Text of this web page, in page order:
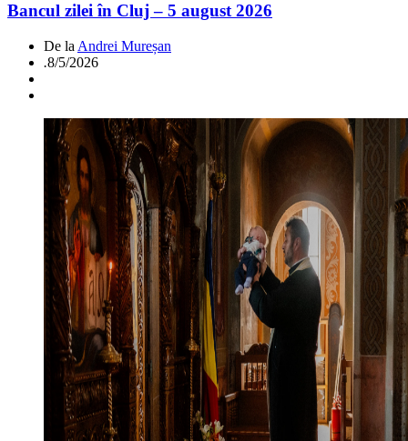
Bancul zilei în Cluj – 5 august 2026
De la Andrei Mureșan
.8/5/2026